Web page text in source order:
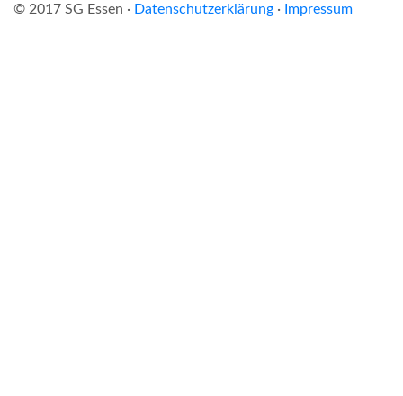
© 2017 SG Essen · Datenschutzerklärung · Impressum